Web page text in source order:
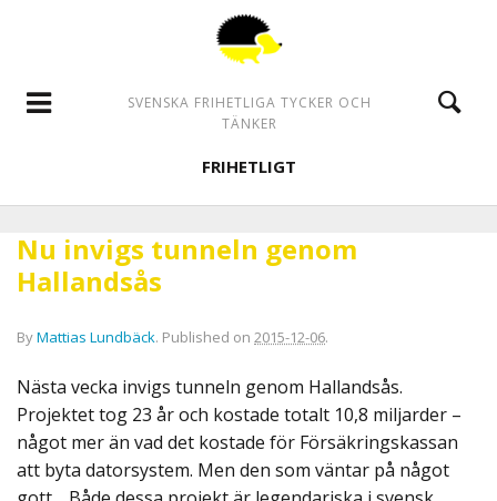
SVENSKA FRIHETLIGA TYCKER OCH
TÄNKER
FRIHETLIGT
Nu invigs tunneln genom
Hallandsås
ByMattias Lundbäck. Published on 2015-12-06.
Nästa vecka invigs tunneln genom Hallandsås.
Projektet tog 23 år och kostade totalt 10,8 miljarder –
något mer än vad det kostade för Försäkringskassan
att byta datorsystem. Men den som väntar på något